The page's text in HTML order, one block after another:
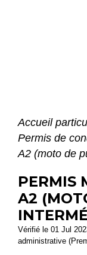
Accueil
Permis de
A2 (moto de
PERMIS
A2
Vérifié le 01 Jul
administrative